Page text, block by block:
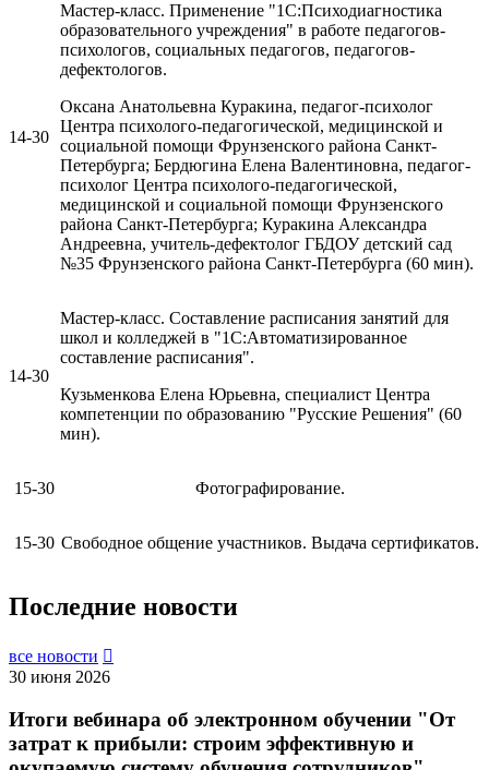
14-30
Мастер-класс. Применение "1С:Психодиагностика
образовательного учреждения" в работе педагогов-
психологов, социальных педагогов, педагогов-
дефектологов.
Оксана Анатольевна Куракина, педагог-психолог
Центра психолого-педагогической, медицинской и
социальной помощи Фрунзенского района Санкт-
Петербурга; Бердюгина Елена Валентиновна, педагог-
психолог Центра психолого-педагогической,
медицинской и социальной помощи Фрунзенского
района Санкт-Петербурга; Куракина Александра
Андреевна, учитель-дефектолог ГБДОУ детский сад
№35 Фрунзенского района Санкт-Петербурга (60 мин).
14-30
Мастер-класс. Составление расписания занятий для
школ и колледжей в "1С:Автоматизированное
составление расписания".
Кузьменкова Елена Юрьевна, специалист Центра
компетенции по образованию "Русские Решения" (60
мин).
15-30 Фотографирование.
15-30 Свободное общение участников. Выдача сертификатов.
Последние новости
все новости 
30 июня 2026
Итоги вебинара об электронном обучении "От
затрат к прибыли: строим эффективную и